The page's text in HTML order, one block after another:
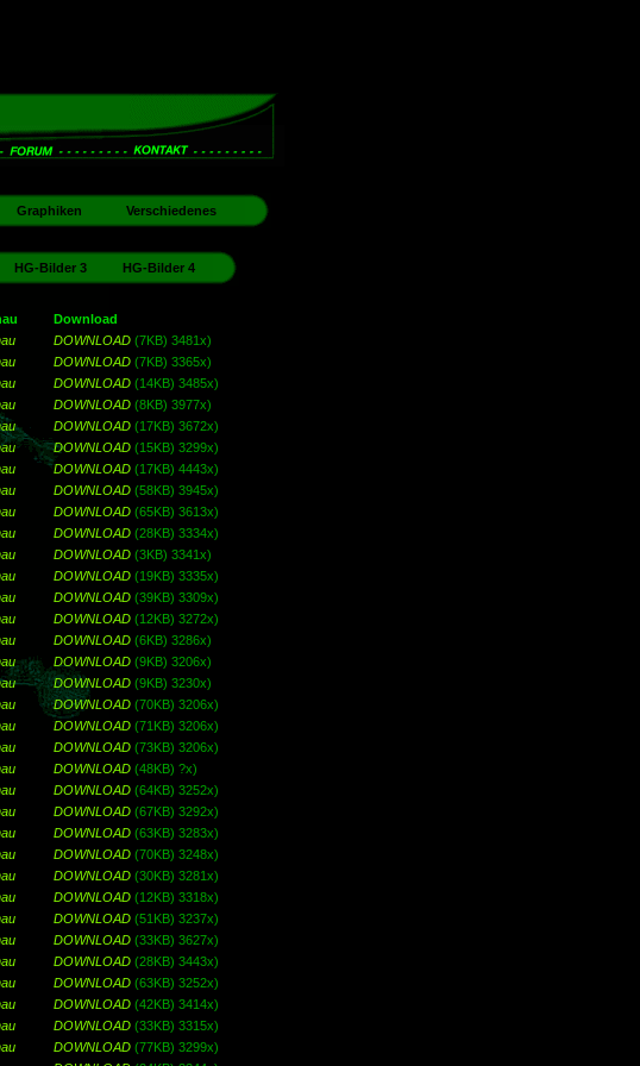
Graphiken Verschiedenes
HG-Bilder 3 HG-Bilder 4
Download
DOWNLOAD(7KB) 3481x)
DOWNLOAD(7KB) 3365x)
DOWNLOAD(14KB) 3485x)
DOWNLOAD(8KB) 3977x)
DOWNLOAD(17KB) 3672x)
DOWNLOAD(15KB) 3299x)
DOWNLOAD(17KB) 4443x)
DOWNLOAD(58KB) 3945x)
DOWNLOAD(65KB) 3613x)
DOWNLOAD(28KB) 3334x)
DOWNLOAD(3KB) 3341x)
DOWNLOAD(19KB) 3335x)
DOWNLOAD(39KB) 3309x)
DOWNLOAD(12KB) 3272x)
DOWNLOAD(6KB) 3286x)
DOWNLOAD(9KB) 3206x)
DOWNLOAD(9KB) 3230x)
DOWNLOAD(70KB) 3206x)
DOWNLOAD(71KB) 3206x)
DOWNLOAD(73KB) 3206x)
DOWNLOAD(48KB) ?x)
DOWNLOAD(64KB) 3252x)
DOWNLOAD(67KB) 3292x)
DOWNLOAD(63KB) 3283x)
DOWNLOAD(70KB) 3248x)
DOWNLOAD(30KB) 3281x)
DOWNLOAD(12KB) 3318x)
DOWNLOAD(51KB) 3237x)
DOWNLOAD(33KB) 3627x)
DOWNLOAD(28KB) 3443x)
DOWNLOAD(63KB) 3252x)
DOWNLOAD(42KB) 3414x)
DOWNLOAD(33KB) 3315x)
DOWNLOAD(77KB) 3299x)